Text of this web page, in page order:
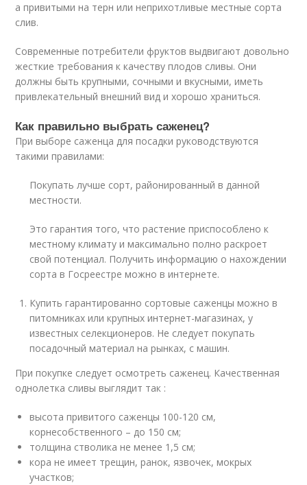
а привитыми на терн или неприхотливые местные сорта
слив.
Современные потребители фруктов выдвигают довольно
жесткие требования к качеству плодов сливы. Они
должны быть крупными, сочными и вкусными, иметь
привлекательный внешний вид и хорошо храниться.
Как правильно выбрать саженец?
При выборе саженца для посадки руководствуются
такими правилами:
Покупать лучше сорт, районированный в данной
местности.
Это гарантия того, что растение приспособлено к
местному климату и максимально полно раскроет
свой потенциал. Получить информацию о нахождении
сорта в Госреестре можно в интернете.
Купить гарантированно сортовые саженцы можно в
питомниках или крупных интернет-магазинах, у
известных селекционеров. Не следует покупать
посадочный материал на рынках, с машин.
При покупке следует осмотреть саженец. Качественная
однолетка сливы выглядит так :
высота привитого саженцы 100-120 см,
корнесобственного – до 150 см;
толщина стволика не менее 1,5 см;
кора не имеет трещин, ранок, язвочек, мокрых
участков;